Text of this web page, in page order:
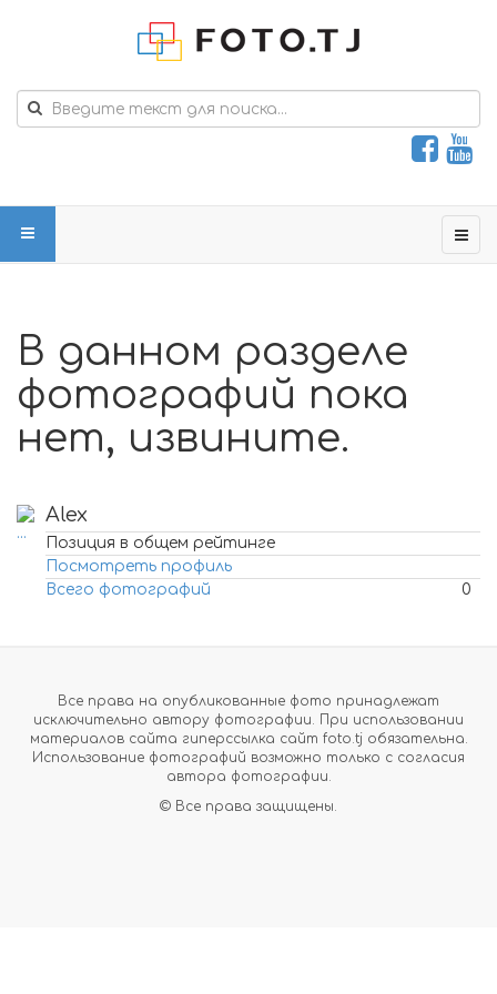
В данном разделе
фотографий пока
нет, извините.
Alex
Позиция в общем рейтинге
Посмотреть профиль
Всего фотографий
0
Все права на опубликованные фото принадлежат
исключительно автору фотографии. При использовании
материалов сайта гиперссылка сайт foto.tj обязательна.
Использование фотографий возможно только с согласия
автора фотографии.
© Все права защищены.